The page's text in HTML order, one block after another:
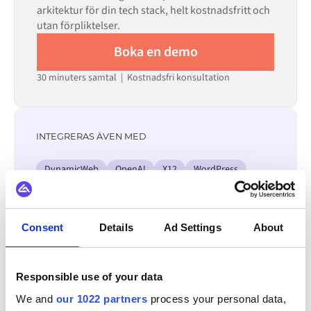
Consent Details Ad Settings About
Responsible use of your data
We and our 1022 partners process your personal data,
arkitektur för din tech stack, helt kostnadsfritt och
utan förpliktelser.
Boka en demo
30 minuters samtal | Kostnadsfri konsultation
INTEGRERAS ÄVEN MED
DynamicWeb OpenAI X12
WordPress
SPS Commerce
Se alla Microsoft Dynamics 365 F&O-